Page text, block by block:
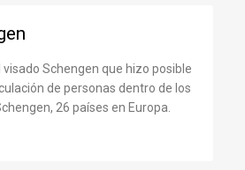
visado Schengen que hizo posible
de personas dentro de los
26 países en Europa.